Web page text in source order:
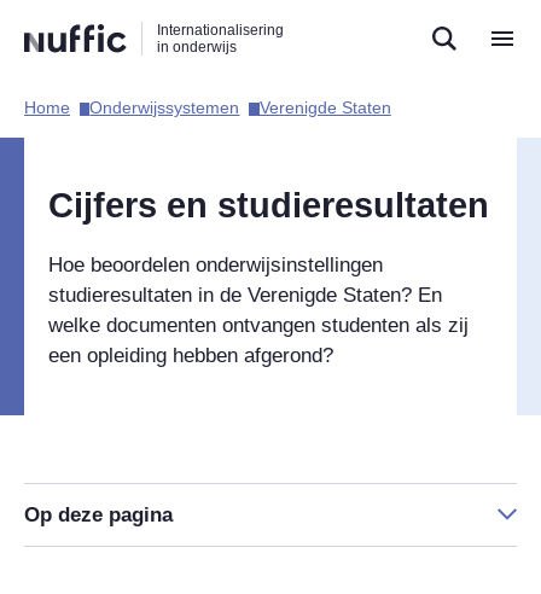
naar
zoekfunctie
naar
hoofdnavigatie
naar
inhoud
Internationalisering
in onderwijs
Hoofdnavigatie
Home​ Onderwijssystemen​ Verenigde Staten​
Cijfers en studieresultaten
Hoe beoordelen onderwijsinstellingen
studieresultaten in de Verenigde Staten? En
welke documenten ontvangen studenten als zij
een opleiding hebben afgerond?
Op deze pagina